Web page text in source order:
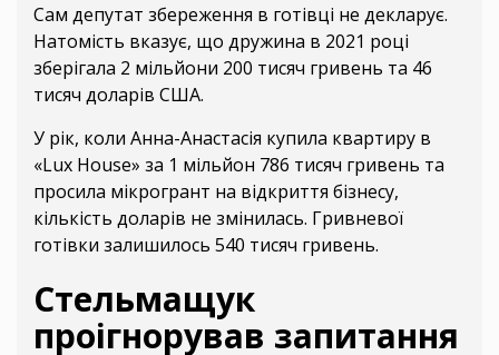
Сам депутат збереження в готівці не декларує.
Натомість вказує, що дружина в 2021 році
зберігала 2 мільйони 200 тисяч гривень та 46
тисяч доларів США.
У рік, коли Анна-Анастасія купила квартиру в
«Lux House» за 1 мільйон 786 тисяч гривень та
просила мікрогрант на відкриття бізнесу,
кількість доларів не змінилась. Гривневої
готівки залишилось 540 тисяч гривень.
Стельмащук
проігнорував запитання